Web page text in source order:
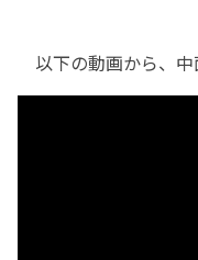
以下の動画から、中